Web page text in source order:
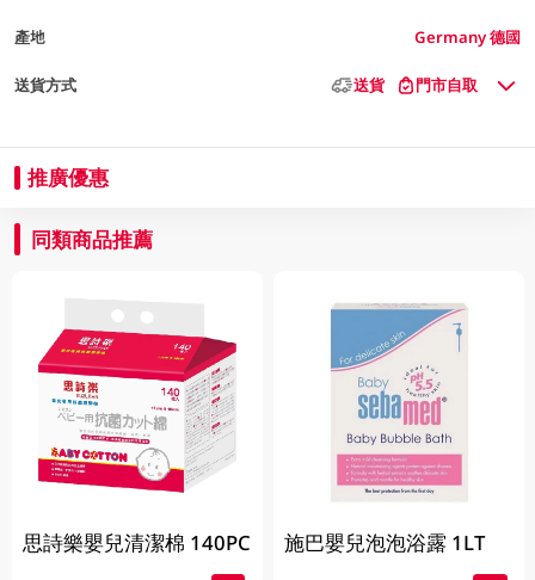
產地 Germany 德國
送貨方式 送貨 門市自取
推廣優惠
同類商品推薦
思詩樂嬰兒清潔棉 140PC 施巴嬰兒泡泡浴露 1LT